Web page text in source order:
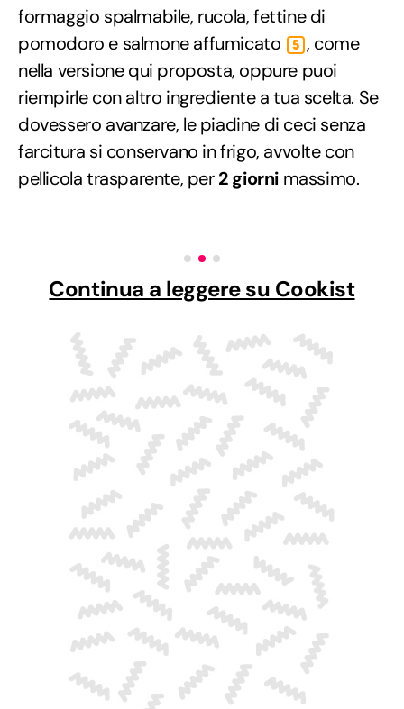
formaggio spalmabile, rucola, fettine di
pomodoro e salmone affumicato
5 , come
nella versione qui proposta, oppure puoi
riempirle con altro ingrediente a tua scelta. Se
dovessero avanzare, le piadine di ceci senza
farcitura si conservano in frigo, avvolte con
pellicola trasparente, per2 giorni massimo.
Continua a leggere su Cookist